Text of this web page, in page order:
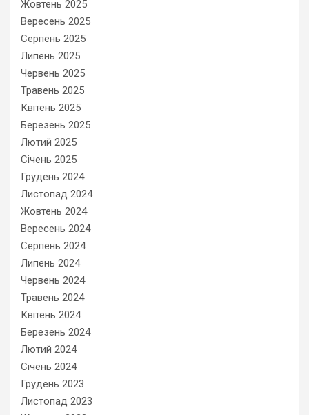
Жовтень 2025
Вересень 2025
Серпень 2025
Липень 2025
Червень 2025
Травень 2025
Квітень 2025
Березень 2025
Лютий 2025
Січень 2025
Грудень 2024
Листопад 2024
Жовтень 2024
Вересень 2024
Серпень 2024
Липень 2024
Червень 2024
Травень 2024
Квітень 2024
Березень 2024
Лютий 2024
Січень 2024
Грудень 2023
Листопад 2023